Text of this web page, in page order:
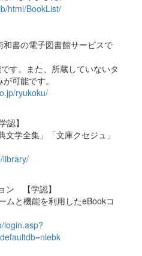
html/BookList/
書の電子図書館サービスで
す。また、所蔵していないタ
可能です。
ryukoku/
認】
文学全集」「文庫クセジュ」
library/
ン 【学認】
ムと機能を利用したeBookコ
login.asp?